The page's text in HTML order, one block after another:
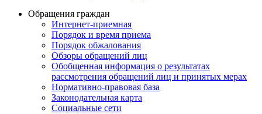
Обращения граждан
Интернет-приемная
Порядок и время приема
Порядок обжалования
Обзоры обращений лиц
Обобщенная информация о результатах
рассмотрения обращений лиц и принятых мерах
Нормативно-правовая база
Законодательная карта
Социальные сети